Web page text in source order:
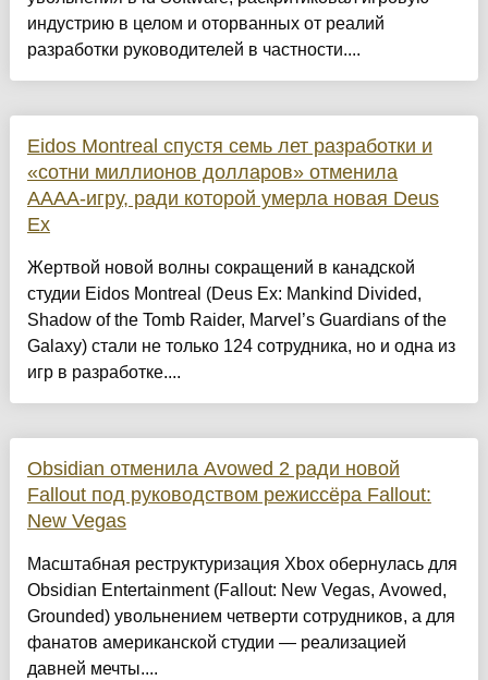
индустрию в целом и оторванных от реалий
разработки руководителей в частности....
Eidos Montreal спустя семь лет разработки и
«сотни миллионов долларов» отменила
AAAA-игру, ради которой умерла новая Deus
Ex
Жертвой новой волны сокращений в канадской
студии Eidos Montreal (Deus Ex: Mankind Divided,
Shadow of the Tomb Raider, Marvel’s Guardians of the
Galaxy) стали не только 124 сотрудника, но и одна из
игр в разработке....
Obsidian отменила Avowed 2 ради новой
Fallout под руководством режиссёра Fallout:
New Vegas
Масштабная реструктуризация Xbox обернулась для
Obsidian Entertainment (Fallout: New Vegas, Avowed,
Grounded) увольнением четверти сотрудников, а для
фанатов американской студии — реализацией
давней мечты....